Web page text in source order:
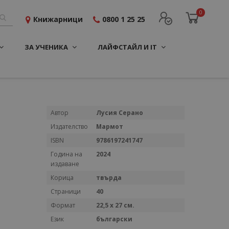
0
Книжарници 0800 1 25 25
ЗА УЧЕНИКА ЛАЙФСТАЙЛ И IT
Повече
Автор
Лусия Серано
Издателство
Мармот
ISBN
9786197241747
Година на
издаване
2024
Корица
твърда
Страници
40
Формат
22,5 х 27 см.
Език
български